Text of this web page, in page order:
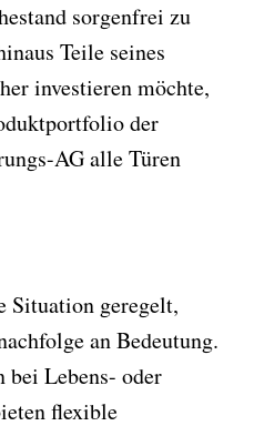
sorgenfrei zu
Teile seines
investieren möchte,
der
AG alle Türen
Situation geregelt,
an Bedeutung.
bei Lebens- oder
flexible